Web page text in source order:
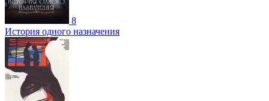
8
История одного назначения